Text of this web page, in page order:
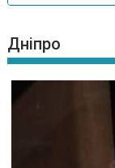
Дніпро